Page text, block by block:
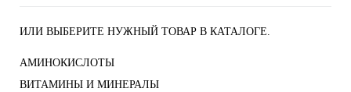
ИЛИ ВЫБЕРИТЕ НУЖНЫЙ ТОВАР В КАТАЛОГЕ.
АМИНОКИСЛОТЫ
ВИТАМИНЫ И МИНЕРАЛЫ